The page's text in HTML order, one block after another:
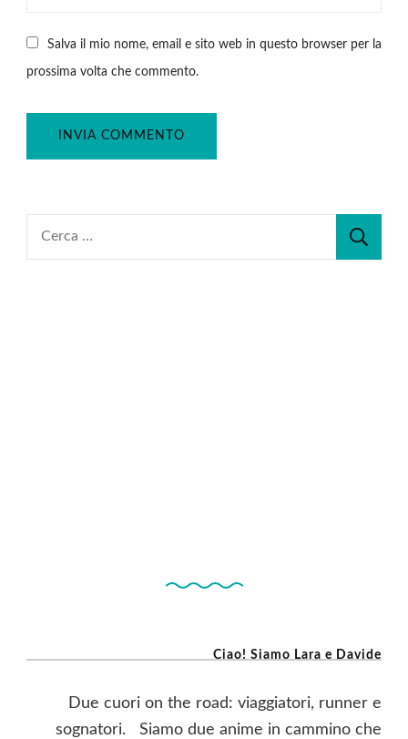
Salva il mio nome, email e sito web in questo browser per la
prossima volta che commento.
Ciao! Siamo Lara e Davide
Due cuori on the road: viaggiatori, runner e
sognatori. Siamo due anime in cammino che